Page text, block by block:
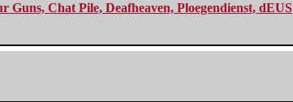
Guns, Chat Pile, Deafheaven, Ploegendienst, dEUS